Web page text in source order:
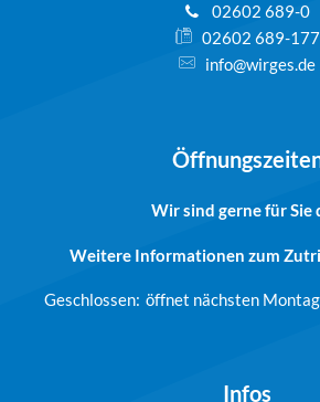
02602 689-0
02602 689-177
info@wirges.de
Wir sind gerne für Sie
Weitere Informationen zum
Klicken, um weitere Öffnungs- oder
Geschlossen: öffnet nächsten
Infos